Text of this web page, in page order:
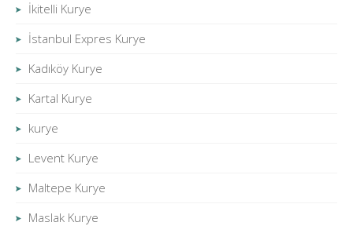
İkitelli Kurye
İstanbul Expres Kurye
Kadıköy Kurye
Kartal Kurye
kurye
Levent Kurye
Maltepe Kurye
Maslak Kurye